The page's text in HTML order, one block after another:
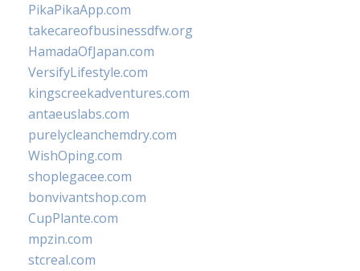
PikaPikaApp.com
takecareofbusinessdfw.org
HamadaOfJapan.com
VersifyLifestyle.com
kingscreekadventures.com
antaeuslabs.com
purelycleanchemdry.com
WishOping.com
shoplegacee.com
bonvivantshop.com
CupPlante.com
mpzin.com
stcreal.com